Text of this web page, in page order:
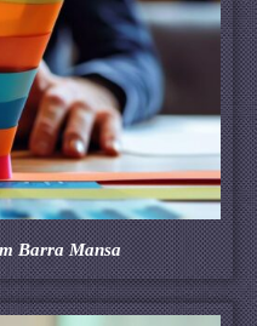
Barra Mansa